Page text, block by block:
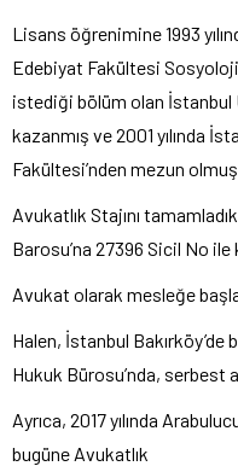
Lisans öğrenimine 1993
Edebiyat Fakültesi Sosyoloji
istediği bölüm olan İstanbul
kazanmış ve 2001 yılında
Fakültesi’nden mezun
Avukatlık Stajını
Barosu’na 27396 Sicil No ile
Avukat olarak mesleğe
Halen, İstanbul Bakırköy’de
Hukuk Bürosu’nda, serbest
Ayrıca, 2017 yılında
bugüne Avukatlık